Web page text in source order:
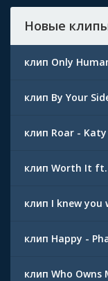
Новые
клип Only
клип By Your
клип Roar - Katy
клип Worth It
клип I knew
клип Happy -
клип Who Owns